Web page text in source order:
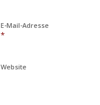
E-Mail-Adresse
*
Website